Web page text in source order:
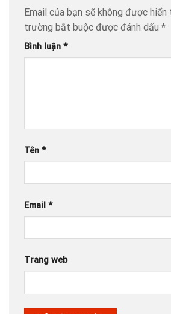
Email của bạn sẽ không được hiển
trường bắt buộc được đánh dấu *
Bình luận *
Tên *
Email *
Trang web